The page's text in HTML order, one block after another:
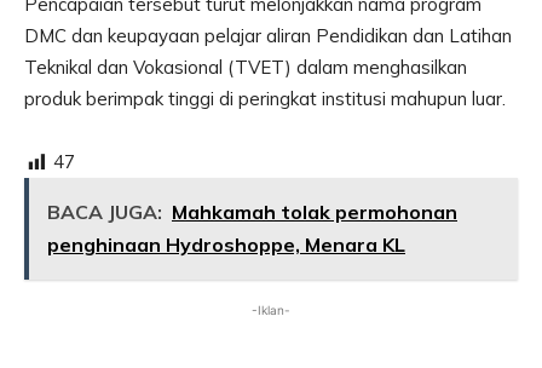
DMC dan keupayaan pelajar aliran Pendidikan dan Latihan
Teknikal dan Vokasional (TVET) dalam menghasilkan
produk berimpak tinggi di peringkat institusi mahupun luar.
47
BACA JUGA: Mahkamah tolak permohonan
penghinaan Hydroshoppe, Menara KL
-Iklan-